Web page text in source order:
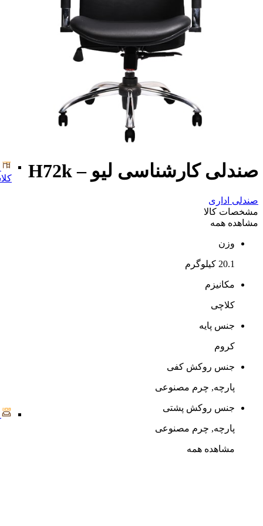
صندلی کارشناسی لیو – H72k
صندلی اداری
مشخصات کالا
مشاهده همه
وزن
20.1 کیلوگرم
مکانیزم
کلاچی
جنس پایه
کروم
جنس روکش کفی
پارچه, چرم مصنوعی
جنس روکش پشتی
پارچه, چرم مصنوعی
مشاهده همه